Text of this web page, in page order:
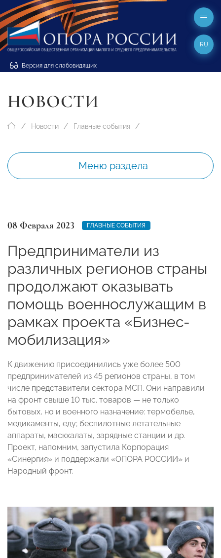
Версия для слабовидящих
RU
НОВОСТИ
Новости Главные события
Меню раздела
08 Февраля 2023 ГЛАВНЫЕ СОБЫТИЯ
Предприниматели из
различных регионов страны
продолжают оказывать
помощь военнослужащим в
рамках проекта «Бизнес-
мобилизация»
К движению присоединились уже более 500
предпринимателей из 45 регионов страны, в том
числе представители сектора МСП. Они направили
на фронт свыше 10 тыс. товаров — не только
бытовых, но и военного назначение: термобелье,
медикаменты, еду; беспилотные летательные
аппараты, маскхалаты, зарядные станции и др.
Проект, напомним, запустила Корпорация
«Синергия» и поддержали «ОПОРА РОССИИ» и
Народный фронт.